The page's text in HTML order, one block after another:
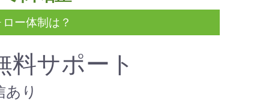
ー体制は？
料サポート
り